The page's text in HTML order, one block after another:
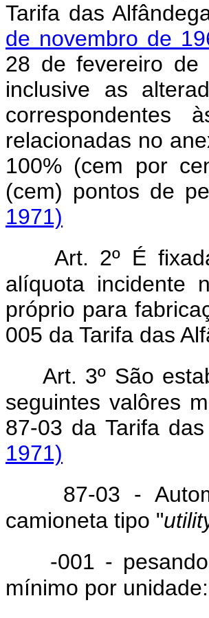
Tarifa das
de novembro de
28 de fevereiro
inclusive as
correspondentes
relacionadas no
100% (cem por
(cem) pontos de
1971)
Art. 2º É
alíquota incidente
próprio para
005 da Tarifa das
Art. 3º São
seguintes valôres
87-03 da Tarifa
1971)
87-03 -
camioneta tipo "
-001 -
mínimo por